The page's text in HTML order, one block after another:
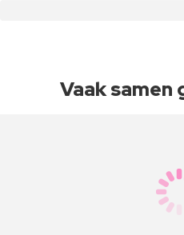
Vaak